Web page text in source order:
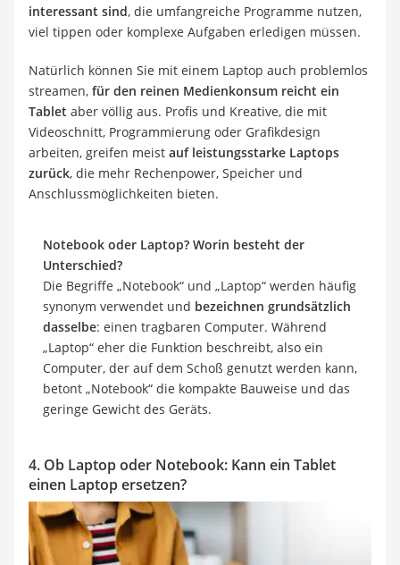
interessant sind, die umfangreiche Programme nutzen,
viel tippen oder komplexe Aufgaben erledigen müssen.
Natürlich können Sie mit einem Laptop auch problemlos
streamen, für den reinen Medienkonsum reicht ein
Tablet aber völlig aus. Profis und Kreative, die mit
Videoschnitt, Programmierung oder Grafikdesign
arbeiten, greifen meist auf leistungsstarke Laptops
zurück, die mehr Rechenpower, Speicher und
Anschlussmöglichkeiten bieten.
Notebook oder Laptop? Worin besteht der
Unterschied?
Die Begriffe „Notebook“ und „Laptop“ werden häufig
synonym verwendet und bezeichnen grundsätzlich
dasselbe: einen tragbaren Computer. Während
„Laptop“ eher die Funktion beschreibt, also ein
Computer, der auf dem Schoß genutzt werden kann,
betont „Notebook“ die kompakte Bauweise und das
geringe Gewicht des Geräts.
4. Ob Laptop oder Notebook: Kann ein Tablet
einen Laptop ersetzen?